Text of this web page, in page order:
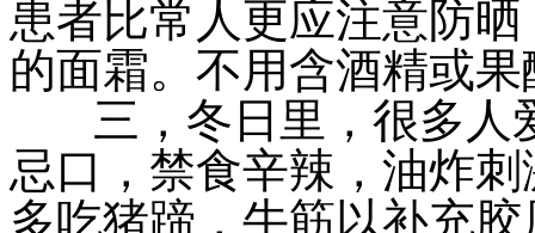
患者比常人更应注意防
的面霜。不用含酒精或
三，冬日里，很多人
忌口，禁食辛辣，油炸
多吃猪蹄，牛筋以补充